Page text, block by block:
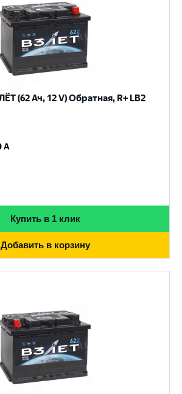
(62 Ач, 12 V) Обратная, R+ LB2
A
Купить в 1 клик
Добавить в корзину